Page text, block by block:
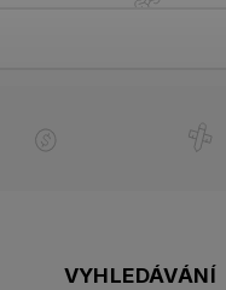
VYHLEDÁVÁNÍ